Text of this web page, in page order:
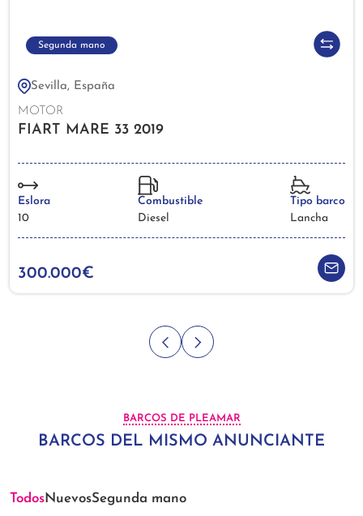
Segunda mano
Sevilla, España
MOTOR
FIART MARE 33 2019
Eslora
10
Combustible
Diesel
Tipo barco
Lancha
300.000€
BARCOS DE PLEAMAR
BARCOS DEL MISMO ANUNCIANTE
TodosNuevosSegunda mano